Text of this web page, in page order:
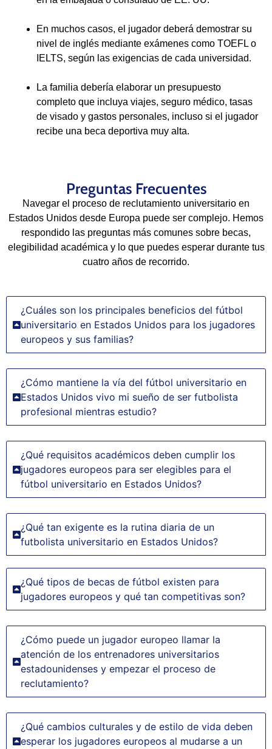
En muchos casos, el jugador deberá demostrar su
nivel de inglés mediante exámenes como TOEFL o
IELTS, según las exigencias de cada universidad.
La familia debería elaborar un presupuesto
completo que incluya viajes, seguro médico, tasas
de visado y gastos personales, incluso si el jugador
recibe una beca deportiva muy alta.
Preguntas Frecuentes
Navegar el proceso de reclutamiento universitario en
Estados Unidos desde Europa puede ser complejo. Hemos
respondido las preguntas más comunes sobre becas,
elegibilidad académica y lo que puedes esperar durante tus
cuatro años de recorrido.
¿Cuáles son los principales beneficios del fútbol
universitario en Estados Unidos para los jugadores
europeos y sus familias?
¿Cómo mantiene la vía del fútbol universitario en
Estados Unidos vivo mi sueño de ser futbolista
profesional mientras estudio?
¿Qué requisitos académicos deben cumplir los
jugadores europeos para ser elegibles para el
fútbol universitario en Estados Unidos?
¿Qué tan exigente es la rutina diaria de un
futbolista universitario en Estados Unidos?
¿Qué tipos de becas de fútbol existen para
jugadores europeos y qué tan competitivas son?
¿Cómo puede un jugador europeo llamar la
atención de los entrenadores universitarios
estadounidenses y empezar el proceso de
reclutamiento?
¿Qué cambios culturales y de estilo de vida deben
esperar los jugadores europeos al mudarse a un